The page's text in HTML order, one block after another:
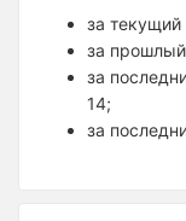
за
за
за
14;
за